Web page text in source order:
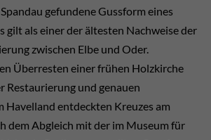
gefundene Gussform eines
gilt als einer der ältesten Nachweise der
zwischen Elbe und Oder.
Überresten einer frühen Holzkirche
Restaurierung und genauen
Havelland entdeckten Kreuzes am
dem Abgleich mit der im Museum für